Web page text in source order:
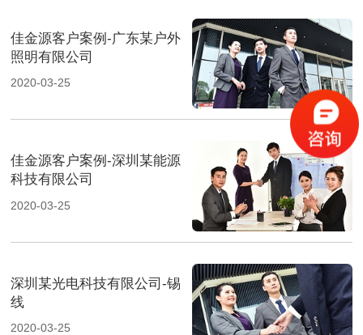
佳金源客户案例-广东某户外
照明有限公司
2020-03-25
佳金源客户案例-深圳某能源
科技有限公司
2020-03-25
深圳某光电科技有限公司-锡
线
2020-03-25